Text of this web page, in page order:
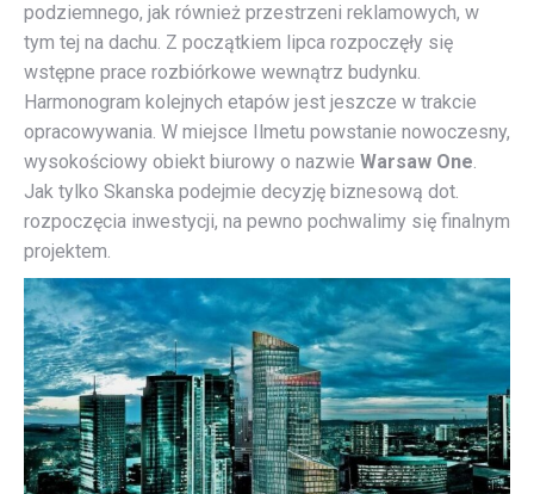
podziemnego, jak również przestrzeni reklamowych, w
tym tej na dachu. Z początkiem lipca rozpoczęły się
wstępne prace rozbiórkowe wewnątrz budynku.
Harmonogram kolejnych etapów jest jeszcze w trakcie
opracowywania. W miejsce Ilmetu powstanie nowoczesny,
wysokościowy obiekt biurowy o nazwie Warsaw One.
Jak tylko Skanska podejmie decyzję biznesową dot.
rozpoczęcia inwestycji, na pewno pochwalimy się finalnym
projektem.